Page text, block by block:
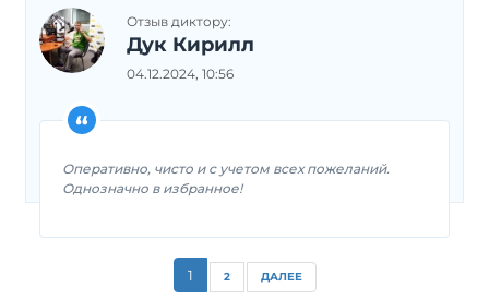
Отзыв диктору:
Дук Кирилл
04.12.2024, 10:56
Оперативно, чисто и с учетом всех пожеланий.
Однозначно в избранное!
1 2 ДАЛЕЕ